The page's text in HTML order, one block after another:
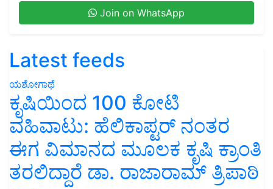
Join on WhatsApp
Latest feeds
ಯಶೋಗಾಥೆ
ಕೃಷಿಯಿಂದ 100 ಕೋಟಿ
ವಹಿವಾಟು: ಹೆಲಿಕಾಪ್ಟರ್ ನಂತರ
ಈಗ ವಿಮಾನದ ಮೂಲಕ ಕೃಷಿ ಕ್ರಾಂತಿ
ತರಲಿದ್ದಾರೆ ಡಾ. ರಾಜಾರಾಮ್ ತ್ರಿಪಾಠಿ